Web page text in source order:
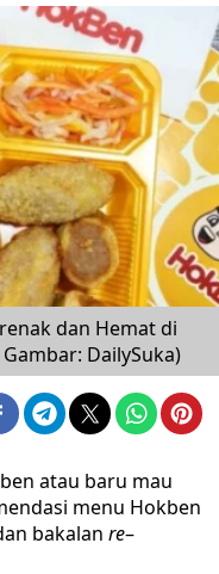
dan Hemat di
DailySuka)
atau baru mau
menu Hokben
bakalan re–